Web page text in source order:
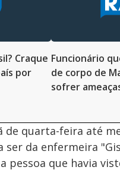
Craque
por
Funcionário
de corpo de
sofrer
de quarta-feira até
ser da enfermeira
pessoa que havia